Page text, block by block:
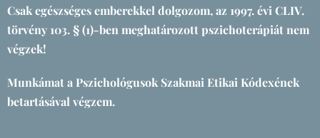
Csak egészséges emberekkel dolgozom, az 1997. évi CLIV.
törvény 103. § (1)-ben meghatározott pszichoterápiát nem
végzek!
Munkámat a Pszichológusok Szakmai Etikai Kódexének
betartásával végzem.